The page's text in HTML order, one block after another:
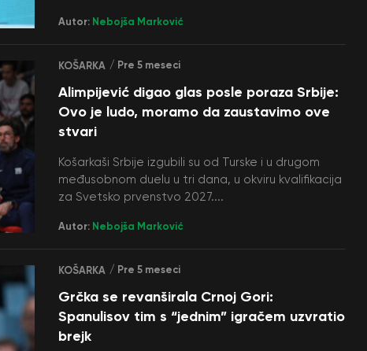
Autor: Nebojša Marković
KOŠARKA / Pre 5 meseci
Alimpijević digao glas posle poraza Srbije:
Ovo je ludo, moramo da zaustavimo ove
stvari
Košarkaši Srbije izgubili su od Turske i u drugom
međusobnom duelu u tri dana, u okviru kvalifikacija
za Svetsko prvenstvo 2027....
Autor: Nebojša Marković
KOŠARKA / Pre 5 meseci
Grčka se revanširala Crnoj Gori:
Spanulisov tim s “jednim” igračem uzvratio
brejk